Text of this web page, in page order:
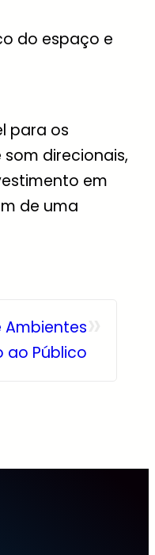
do espaço e
para os
direcionais,
em
de uma
Ambientes
ao Público